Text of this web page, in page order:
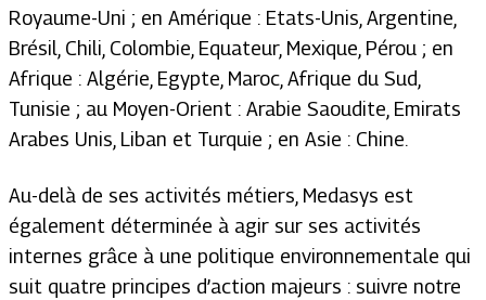
Royaume-Uni ; en Amérique : Etats-Unis, Argentine,
Brésil, Chili, Colombie, Equateur, Mexique, Pérou ; en
Afrique : Algérie, Egypte, Maroc, Afrique du Sud,
Tunisie ; au Moyen-Orient : Arabie Saoudite, Emirats
Arabes Unis, Liban et Turquie ; en Asie : Chine.
Au-delà de ses activités métiers, Medasys est
également déterminée à agir sur ses activités
internes grâce à une politique environnementale qui
suit quatre principes d’action majeurs : suivre notre